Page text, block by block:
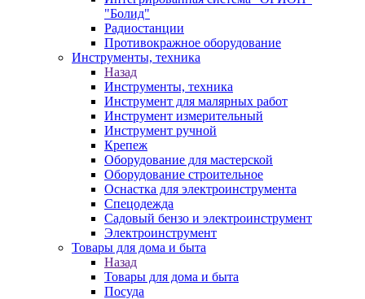
"Болид"
Радиостанции
Противокражное оборудование
Инструменты, техника
Назад
Инструменты, техника
Инструмент для малярных работ
Инструмент измерительный
Инструмент ручной
Крепеж
Оборудование для мастерской
Оборудование строительное
Оснастка для электроинструмента
Спецодежда
Садовый бензо и электроинструмент
Электроинструмент
Товары для дома и быта
Назад
Товары для дома и быта
Посуда